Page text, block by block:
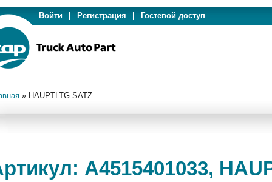
Войти Регистрация Гостевой доступ
» HAUPTLTG.SATZ
A4515401033,